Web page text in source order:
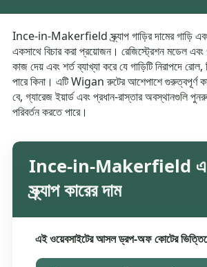
Ince-in-Makerfield স্ক্র্যাপ গাড়ির দামের গাড়ি এবং
একসাথে বিচার করা প্রয়োজন। রেজিস্ট্রেশন মডেল
কাজ দেয় এবং শর্ত ব্যাখ্যা করে যে গাড়িটি নিরাপদে
পারে কিনা। এটি Wigan রুটের আশেপাশে গুরুত্বপূর্ণ
বে, গ্যারেজ ইয়ার্ড এবং প্রধান-রাস্তার অবস্থানগুলি
পরিবর্তন করতে পারে।
Ince-in-Makerfield এ
স্ক্র্যাপ কারের দাম
এই ওয়েবসাইটের আসল ড্রপ-অফ কোটের